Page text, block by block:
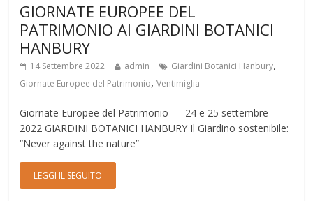
GIORNATE EUROPEE DEL
PATRIMONIO AI GIARDINI BOTANICI
HANBURY
14 Settembre 2022 admin Giardini Botanici Hanbury,
Giornate Europee del Patrimonio,Ventimiglia
Giornate Europee del Patrimonio – 24 e 25 settembre
2022 GIARDINI BOTANICI HANBURY Il Giardino sostenibile:
“Never against the nature”
LEGGI IL SEGUITO